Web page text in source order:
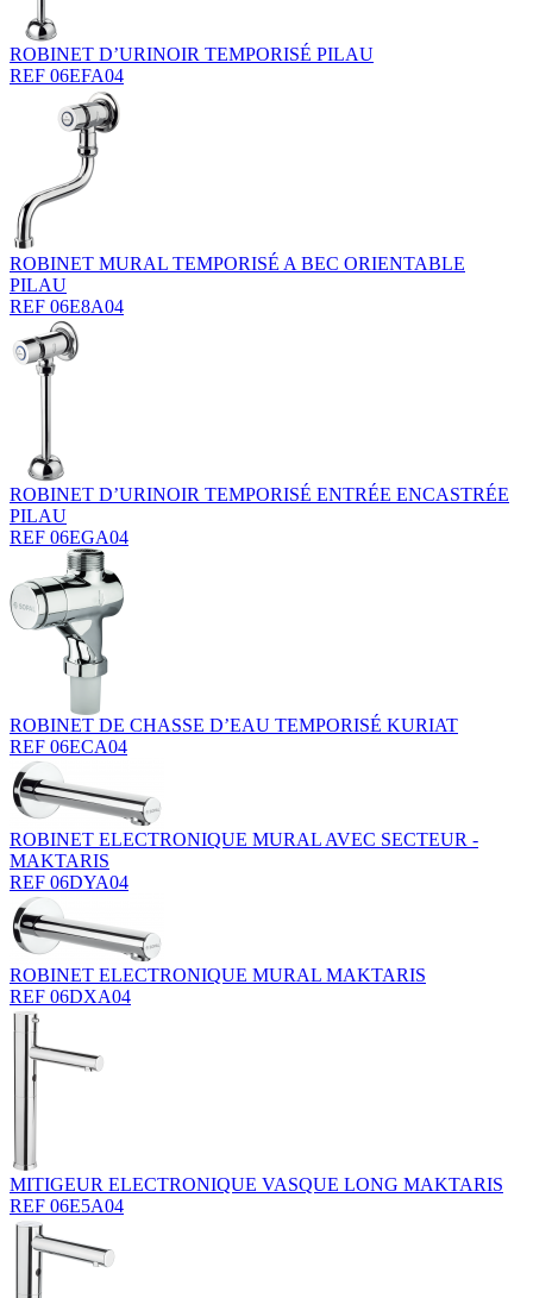
ROBINET D’URINOIR TEMPORISÉ PILAU
REF 06EFA04
ROBINET MURAL TEMPORISÉ A BEC ORIENTABLE
PILAU
REF 06E8A04
ROBINET D’URINOIR TEMPORISÉ ENTRÉE ENCASTRÉE
PILAU
REF 06EGA04
ROBINET DE CHASSE D’EAU TEMPORISÉ KURIAT
REF 06ECA04
ROBINET ELECTRONIQUE MURAL AVEC SECTEUR -
MAKTARIS
REF 06DYA04
ROBINET ELECTRONIQUE MURAL MAKTARIS
REF 06DXA04
MITIGEUR ELECTRONIQUE VASQUE LONG MAKTARIS
REF 06E5A04